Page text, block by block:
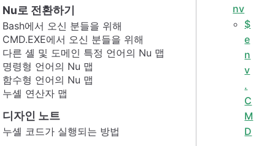
Nu로 전환하기
Bash에서 오신 분들을 위해
CMD.EXE에서 오신 분들을 위해
다른 셸 및 도메인 특정 언어의 Nu 맵
명령형 언어의 Nu 맵
함수형 언어의 Nu 맵
누셸 연산자 맵
디자인 노트
누셸 코드가 실행되는 방법
nv
$
e
n
v
.
C
M
D